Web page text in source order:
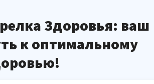
Здоровья: ваш
к оптимальному